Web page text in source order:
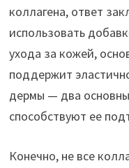
коллагена, ответ
использовать
ухода за кожей,
поддержит
дермы — два
способствуют ее
Конечно, не все